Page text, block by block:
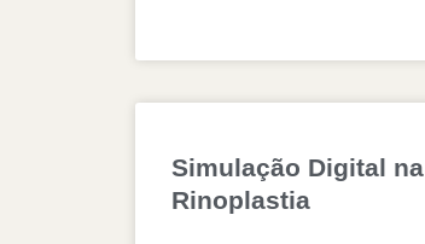
Simulação Digital na
Rinoplastia